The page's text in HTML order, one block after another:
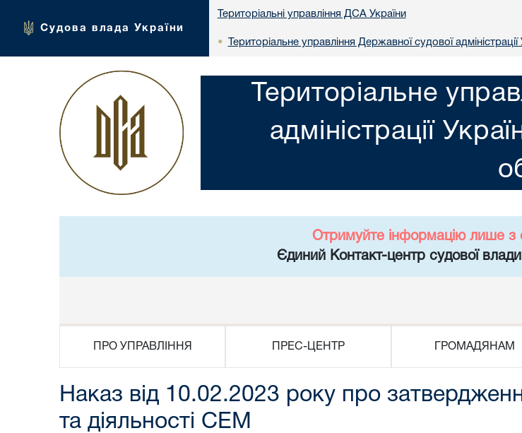
Судова влада України
Територіальні управління ДСА України
• Територіальне управління Державної судової
Територіальне
адміністрації
Отримуйте інформацію лише з
Єдиний Контакт-центр судової
ПРО УПРАВЛІННЯ ПРЕС-ЦЕНТР ГРОМАДЯНАМ
Наказ від 10.02.2023 року про
та діяльності СЕМ